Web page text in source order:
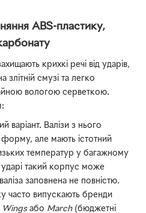
ABS-пластику,
крихкі речі від ударів,
смузі та легко
вологою серветкою.
варіант. Валізи з нього
але мають істотний
температур у багажному
ударі такий корпус може
заповнена не повністю.
часто випускають бренди
Wingsабо March(бюджетні